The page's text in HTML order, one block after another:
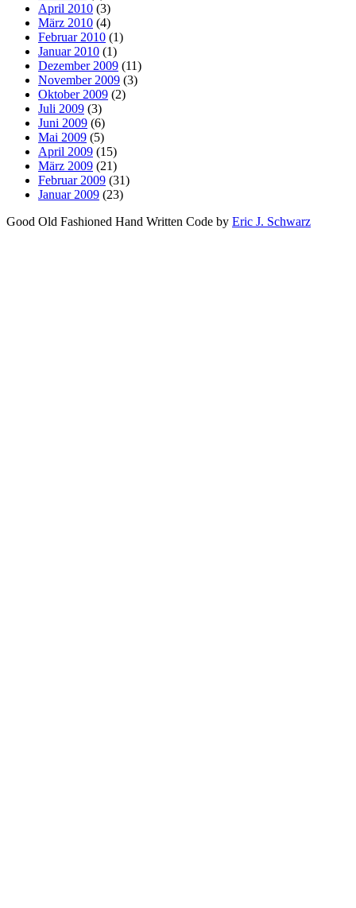
April 2010 (3)
März 2010 (4)
Februar 2010 (1)
Januar 2010 (1)
Dezember 2009 (11)
November 2009 (3)
Oktober 2009 (2)
Juli 2009 (3)
Juni 2009 (6)
Mai 2009 (5)
April 2009 (15)
März 2009 (21)
Februar 2009 (31)
Januar 2009 (23)
Good Old Fashioned Hand Written Code by Eric J. Schwarz